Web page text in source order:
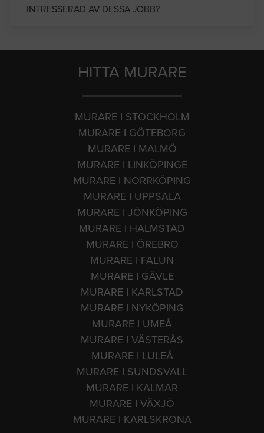
INTRESSERAD AV DESSA JOBB?
HITTA MURARE
MURARE I STOCKHOLM
MURARE I GÖTEBORG
MURARE I MALMÖ
MURARE I LINKÖPINGE
MURARE I NORRKÖPING
MURARE I UPPSALA
MURARE I JÖNKÖPING
MURARE I HALMSTAD
MURARE I ÖREBRO
MURARE I FALUN
MURARE I GÄVLE
MURARE I KARLSTAD
MURARE I NYKÖPING
MURARE I UMEÅ
MURARE I VÄSTERÅS
MURARE I LULEÅ
MURARE I SUNDSVALL
MURARE I KALMAR
MURARE I VÄXJÖ
MURARE I KARLSKRONA